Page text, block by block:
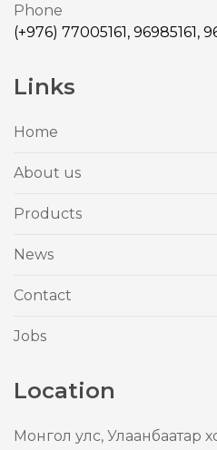
Phone
(+976) 77005161, 96985161,
Links
Home
About us
Products
News
Contact
Jobs
Location
Mонгол улс, Улаанбаатар